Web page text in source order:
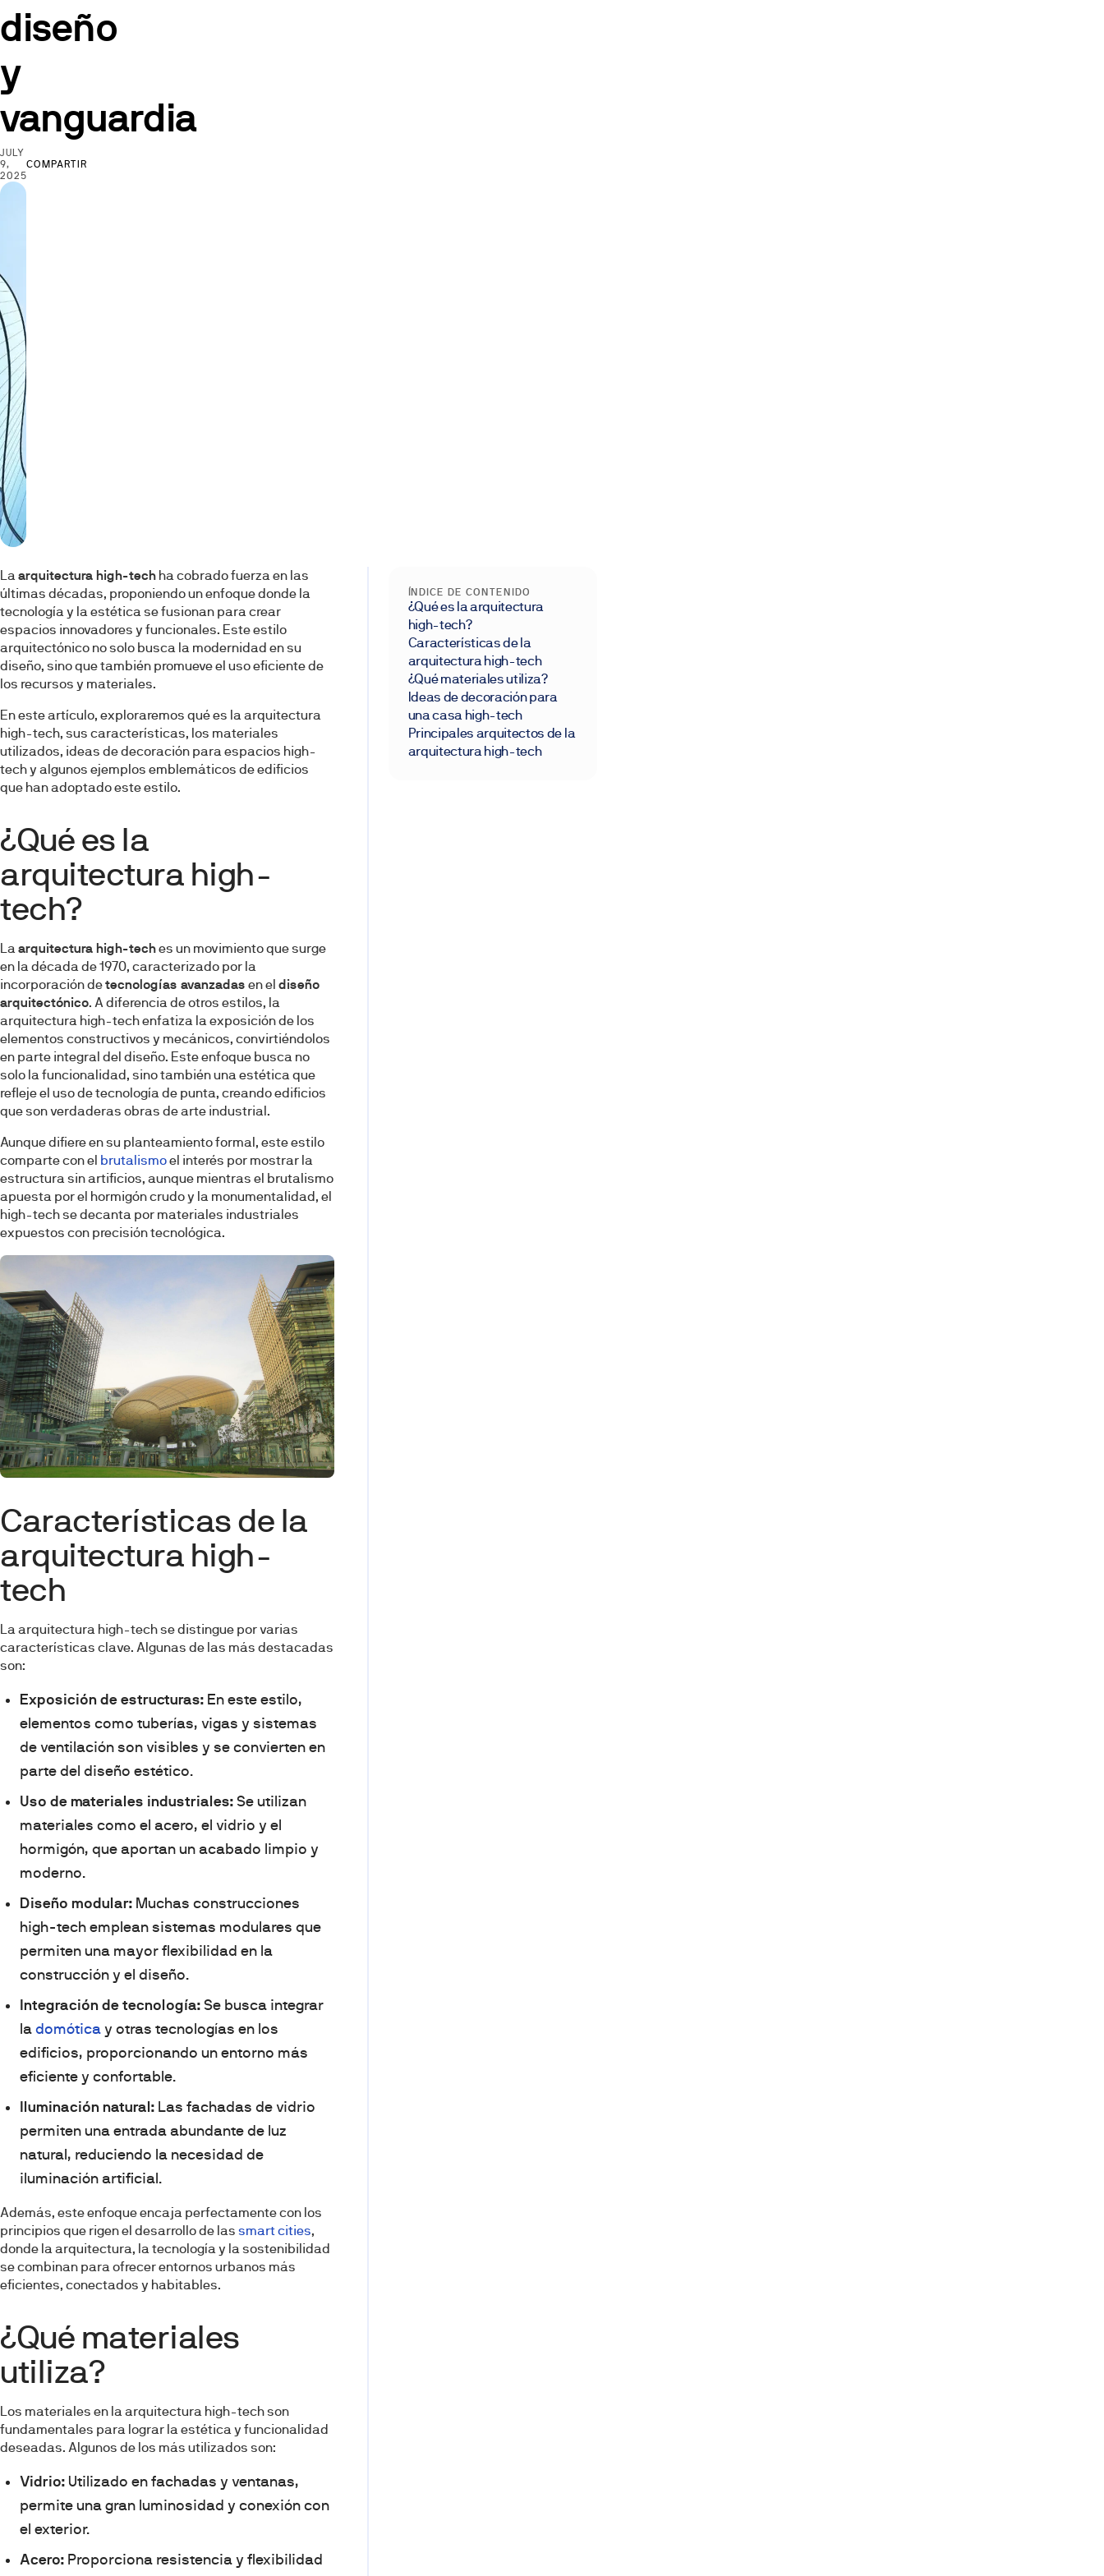
diseño
y
vanguardia
JULY
9,
2025
COMPARTIR
Laarquitectura high-tech ha cobrado fuerza en las
últimas décadas, proponiendo un enfoque donde la
tecnología y la estética se fusionan para crear
espacios innovadores y funcionales. Este estilo
arquitectónico no solo busca la modernidad en su
diseño, sino que también promueve el uso eficiente de
los recursos y materiales.
En este artículo, exploraremos qué es la arquitectura
high-tech, sus características, los materiales
utilizados, ideas de decoración para espacios high-
tech y algunos ejemplos emblemáticos de edificios
que han adoptado este estilo.
¿Qué es la
arquitectura high-
tech?
Laarquitectura high-teches un movimiento que surge
en la década de 1970, caracterizado por la
incorporación detecnologías avanzadas en el diseño
arquitectónico. A diferencia de otros estilos, la
arquitectura high-tech enfatiza la exposición de los
elementos constructivos y mecánicos, convirtiéndolos
en parte integral del diseño. Este enfoque busca no
solo la funcionalidad, sino también una estética que
refleje el uso de tecnología de punta, creando edificios
que son verdaderas obras de arte industrial.
Aunque difiere en su planteamiento formal, este estilo
comparte con el brutalismoel interés por mostrar la
estructura sin artificios, aunque mientras el brutalismo
apuesta por el hormigón crudo y la monumentalidad, el
high-tech se decanta por materiales industriales
expuestos con precisión tecnológica.
Características de la
arquitectura high-
tech
La arquitectura high-tech se distingue por varias
características clave. Algunas de las más destacadas
son:
Exposición de estructuras: En este estilo,
elementos como tuberías, vigas y sistemas
de ventilación son visibles y se convierten en
parte del diseño estético.
Uso de materiales industriales: Se utilizan
materiales como el acero, el vidrio y el
hormigón, que aportan un acabado limpio y
moderno.
Diseño modular: Muchas construcciones
high-tech emplean sistemas modulares que
permiten una mayor flexibilidad en la
construcción y el diseño.
Integración de tecnología: Se busca integrar
la domótica y otras tecnologías en los
edificios, proporcionando un entorno más
eficiente y confortable.
Iluminación natural: Las fachadas de vidrio
permiten una entrada abundante de luz
natural, reduciendo la necesidad de
iluminación artificial.
Además, este enfoque encaja perfectamente con los
principios que rigen el desarrollo de las smart cities,
donde la arquitectura, la tecnología y la sostenibilidad
se combinan para ofrecer entornos urbanos más
eficientes, conectados y habitables.
¿Qué materiales
utiliza?
Los materiales en la arquitectura high-tech son
fundamentales para lograr la estética y funcionalidad
deseadas. Algunos de los más utilizados son:
Vidrio: Utilizado en fachadas y ventanas,
permite una gran luminosidad y conexión con
el exterior.
Acero: Proporciona resistencia y flexibilidad
ÍNDICE DE CONTENIDO
¿Qué es la arquitectura
high-tech?
Características de la
arquitectura high-tech
¿Qué materiales utiliza?
Ideas de decoración para
una casa high-tech
Principales arquitectos de la
arquitectura high-tech